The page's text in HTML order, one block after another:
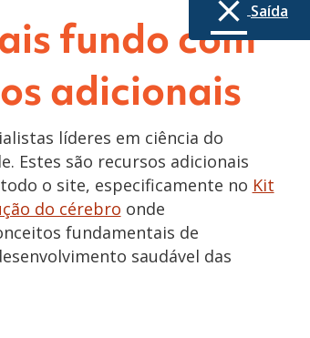
fundo com
adicionais
líderes em ciência do
Estes são recursos adicionais
o site, especificamente no Kit
do cérebro onde
fundamentais de
saudável das
Saída